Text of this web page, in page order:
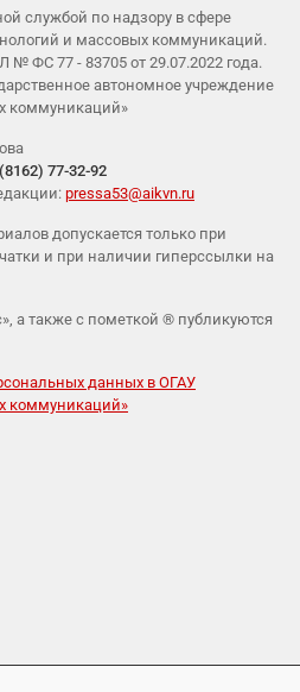
службой по надзору в сфере
и массовых коммуникаций.
ФС 77 - 83705 от 29.07.2022 года.
автономное учреждение
коммуникаций»
77-32-92
pressa53@aikvn.ru
допускается только при
и при наличии гиперссылки на
а также с пометкой ® публикуются
данных в ОГАУ
коммуникаций»